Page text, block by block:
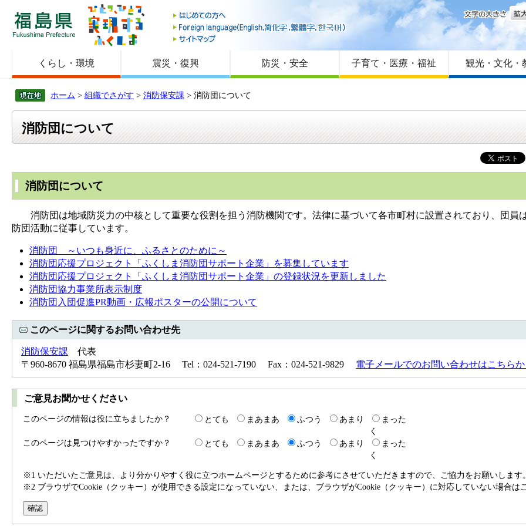
福島県
はじめての方へ
Foreign language
サイトマップ
文字
くらし・環境 震災・復興 防災・安全 子育て・医療・福祉 観光・文化・
ホーム > 組織でさがす > 消防保安課 > 消防団について
消防団について
消防団について
消防団は地域防災力の中核として重要な役割を担う消防機関です。法律に基づいて各市町村に設置されており、団員
防団活動に従事しています。
消防団 ～いつも身近に、ふるさとのために～
消防団応援プロジェクト「ふくしま消防団サポート企業」を募集しています
消防団応援プロジェクト「ふくしま消防団サポート企業」の登録状況を更新しました
消防団協力事業所表示制度
消防団入団促進PR動画・広報ポスターの公開について
このページに関するお問い合わせ先
消防保安課 代表
〒960-8670 福島県福島市杉妻町2-16 Tel：024-521-7190 Fax：024-521-9829 電子メールでのお問い合わせはこちらか
ご意見お聞かせください
このページの情報は役に立ちましたか？ とても まあまあ ふつう あまり
まった
く
このページは見つけやすかったですか？
とても まあまあ ふつう あまり
まった
く
※1 いただいたご意見は、より分かりやすく役に立つホームページとするために参考にさせていただきますので、ご協力をお願いします
※2 ブラウザでCookie（クッキー）が使用できる設定になっていない、または、ブラウザがCookie（クッキー）に対応していない場合は